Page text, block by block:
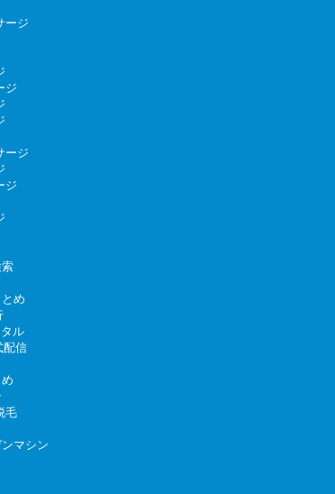
ージ
ジ
ージ
ジ
め
ル
配信
毛
マシン